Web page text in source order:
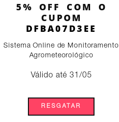
5% OFF COM O
CUPOM
DFBA07D3EE
Sistema Online de Monitoramento
Agrometeorológico
Válido até 31/05
RESGATAR